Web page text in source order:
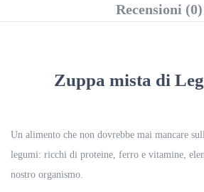
Recensioni (0)
Zuppa mista di
Un alimento che non dovrebbe mai mancare
legumi: ricchi di proteine, ferro e vitamine,
nostro organismo.